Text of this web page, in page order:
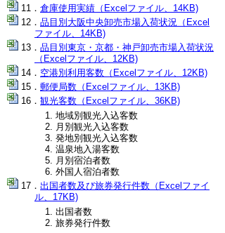
倉庫使用実績（Excelファイル、14KB)
品目別大阪中央卸売市場入荷状況（Excel
ファイル、14KB)
品目別東京・京都・神戸卸売市場入荷状況
（Excelファイル、12KB)
空港別利用客数（Excelファイル、12KB)
郵便局数（Excelファイル、13KB)
観光客数（Excelファイル、36KB)
地域別観光入込客数
月別観光入込客数
発地別観光入込客数
温泉地入湯客数
月別宿泊者数
外国人宿泊者数
出国者数及び旅券発行件数（Excelファイ
ル、17KB)
出国者数
旅券発行件数